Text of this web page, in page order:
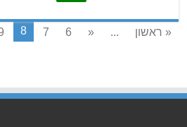
« ראשון ...
«
6
7
8